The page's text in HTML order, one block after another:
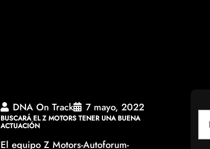
DNA On Track 7 mayo, 2022
BUSCARÁ EL Z MOTORS TENER UNA BUENA
ACTUACIÓN
El equipo Z Motors-Autoforum-
a